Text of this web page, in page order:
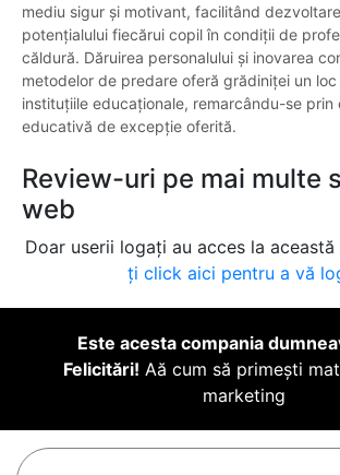
mediu sigur și motivant, facilitând
potențialului fiecărui copil în condiții de
căldură. Dăruirea personalului și inovarea
metodelor de predare oferă grădiniței un
instituțiile educaționale, remarcându-se prin
educativă de excepție oferită.
Review-uri pe mai multe
web
Doar userii logați au acces la
ți click aici pentru a vă
Este acesta compania
Felicitări! Aă cum să primești
marketing